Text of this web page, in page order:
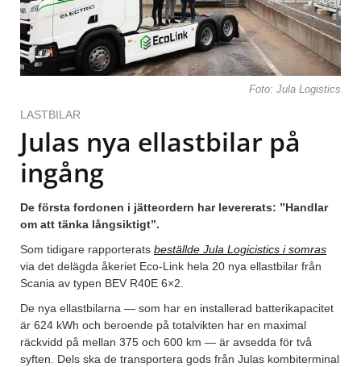
Foto: Jula Logistics
LASTBILAR
Julas nya ellastbilar på
ingång
De första fordonen i jätteordern har levererats: ”Handlar
om att tänka långsiktigt”.
Som tidigare rapporterats beställde Jula Logicistics i somras
via det delägda åkeriet Eco-Link hela 20 nya ellastbilar från
Scania av typen BEV R40E 6×2.
De nya ellastbilarna — som har en installerad batterikapacitet
är 624 kWh och beroende på totalvikten har en maximal
räckvidd på mellan 375 och 600 km — är avsedda för två
syften. Dels ska de transportera gods från Julas kombiterminal